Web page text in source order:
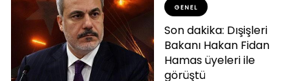
GENEL
Son dakika: Dışişleri
Bakanı Hakan Fidan
Hamas üyeleri ile
görüştü